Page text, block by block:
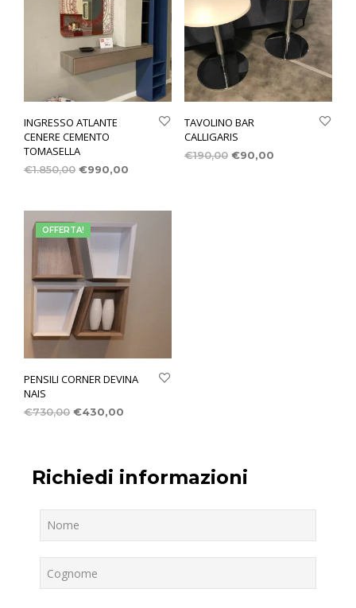
INGRESSO ATLANTE
CENERE CEMENTO
TOMASELLA
€1.850,00 €990,00
TAVOLINO BAR
CALLIGARIS
€190,00 €90,00
OFFERTA!
PENSILI CORNER DEVINA
NAIS
€730,00 €430,00
Richiedi informazioni